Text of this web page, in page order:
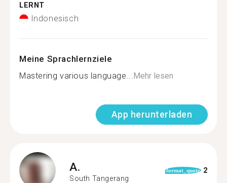
LERNT
Indonesisch
Meine Sprachlernziele
Mastering various language...Mehr lesen
App herunterladen
A.
South Tangerang
format_quote 2